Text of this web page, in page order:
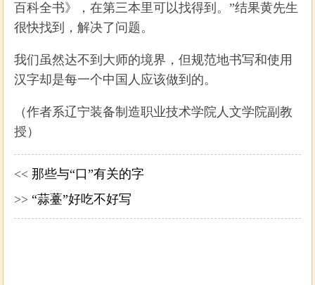
百科全书》，在第三本里可以找得到。”结果黄先生
很快找到，解决了问题。
我们虽然达不到大师的境界，但规范地书写和使用
汉字却是每一个中国人应该做到的。
（作者系辽宁装备制造职业技术学院人文学院副教
授）
<<那些与“口”有关的字
>>“蒜薹”好吃不好写